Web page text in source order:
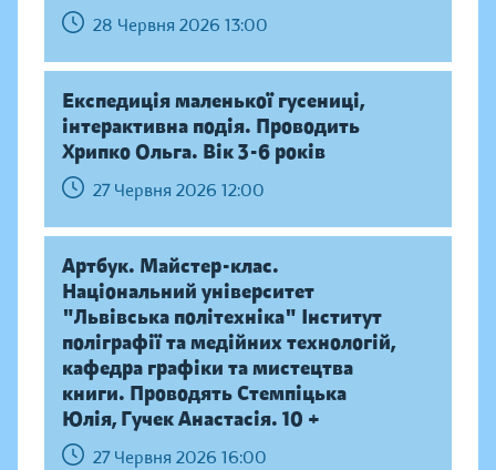
28 Червня 2026 13:00
Експедиція маленької гусениці,
інтерактивна подія. Проводить
Хрипко Ольга. Вік 3-6 років
27 Червня 2026 12:00
Артбук. Майстер-клас.
Національний університет
"Львівська політехніка" Інститут
поліграфії та медійних технологій,
кафедра графіки та мистецтва
книги. Проводять Стемпіцька
Юлія, Гучек Анастасія. 10 +
27 Червня 2026 16:00